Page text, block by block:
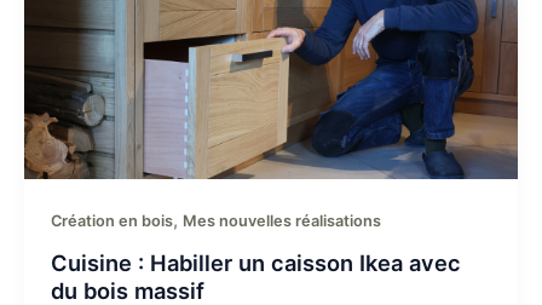
Création en bois, Mes nouvelles réalisations
Cuisine : Habiller un caisson Ikea avec
du bois massif